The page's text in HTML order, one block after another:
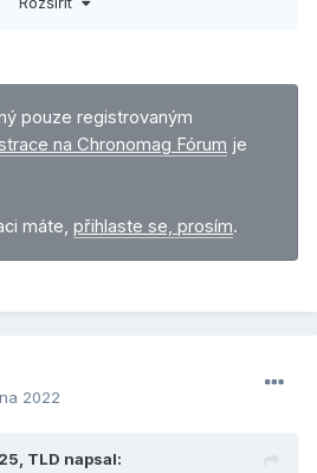
to porad bike
. Po dnesnich
si myslim, ze sem to trefil
Kokpit uz mam objednan jinej,
fialovou hruzu dojezdim a vymenim.
pouze registrovaným
na Chronomag Fórum
pouze registrovaným
na Chronomag Fórum je
máte, přihlaste se, prosím.
2022
TLD napsal: